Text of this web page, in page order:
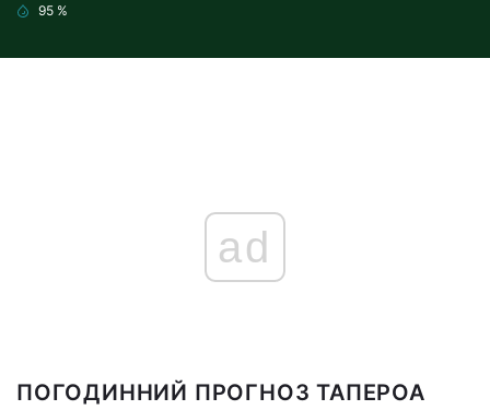
95 %
ad
ПОГОДИННИЙ ПРОГНОЗ ТАПЕРОА